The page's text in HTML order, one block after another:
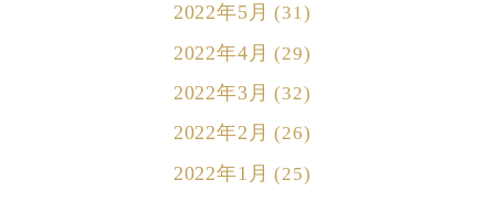
2022年5月 (31)
2022年4月 (29)
2022年3月 (32)
2022年2月 (26)
2022年1月 (25)